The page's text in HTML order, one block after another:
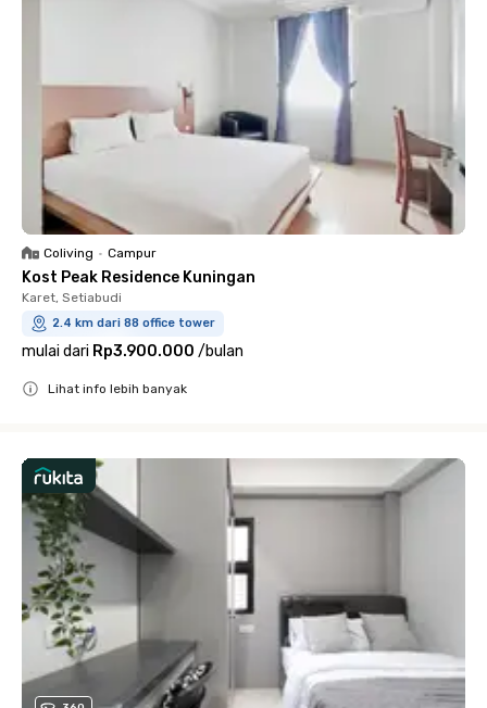
Coliving • Campur
Kost Peak Residence Kuningan
Karet, Setiabudi
2.4 km dari 88 office tower
mulai dari Rp3.900.000 /bulan
Lihat info lebih banyak